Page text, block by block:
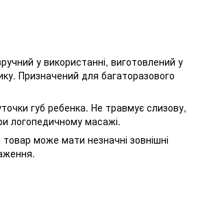
у використанні, виготовлений у
Призначений для багаторазового
губ ребенка. Не травмує слизову,
логопедичному масажі.
може мати незначні зовнішні